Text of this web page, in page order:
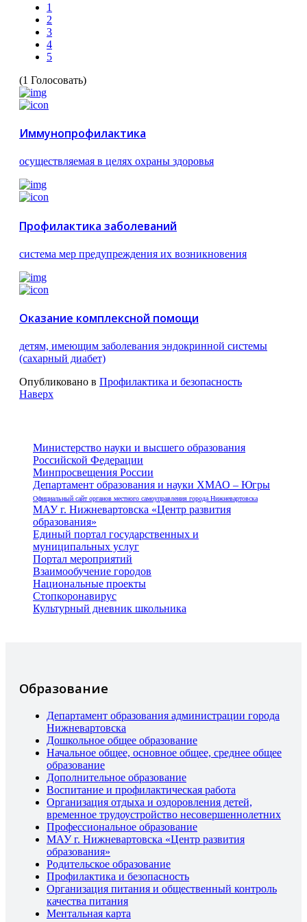
1
2
3
4
5
(1 Голосовать)
Иммунопрофилактика
осуществляемая в целях охраны здоровья
Профилактика заболеваний
система мер предупреждения их возникновения
Оказание комплексной помощи
детям, имеющим заболевания эндокринной системы
(сахарный диабет)
Опубликовано в Профилактика и безопасность
Наверх
Министерство науки и высшего образования
Российской Федерации
Минпросвещения России
Департамент образования и науки ХМАО – Югры
Официальный сайт органов местного самоуправления города Нижневартовска
МАУ г. Нижневартовска «Центр развития
образования»
Единый портал государственных и
муниципальных услуг
Портал мероприятий
Взаимообучение городов
Национальные проекты
Стопкоронавирус
Культурный дневник школьника
Образование
Департамент образования администрации города
Нижневартовска
Дошкольное общее образование
Начальное общее, основное общее, среднее общее
образование
Дополнительное образование
Воспитание и профилактическая работа
Организация отдыха и оздоровления детей,
временное трудоустройство несовершеннолетних
Профессиональное образование
МАУ г. Нижневартовска «Центр развития
образования»
Родительское образование
Профилактика и безопасность
Организация питания и общественный контроль
качества питания
Ментальная карта